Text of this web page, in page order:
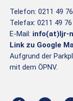
Telefon: 0211 49
Telefax: 0211 49
E-Mail: info(at)ljr-
Link zu Google
Aufgrund der
mit dem ÖPNV.